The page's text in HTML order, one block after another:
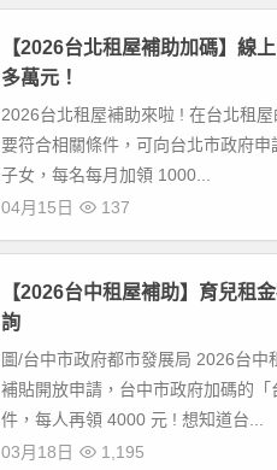
【2026台北租屋補助加碼】線
多萬元！
2026台北租屋補助來啦 ! 在台北租
要符合相關條件，可向台北市政府
子女，每名每月加領 1000...
04月15日
137
【2026台中租屋補助】育兒租
詢
圖/台中市政府都市發展局 2026台
補貼開放申請，台中市政府加碼的
件，每人再領 4000 元 ! 想知道台...
03月18日
1,195